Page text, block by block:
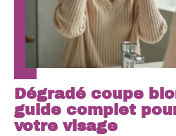
Dégradé coupe
guide complet
votre visage